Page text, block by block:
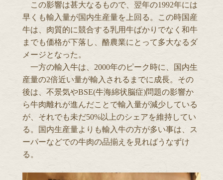
この影響は甚大なるもので、翌年の1992年には
早くも輸入量が国内生産量を上回る。この時国産
牛は、肉質的に競合する乳用牛ばかりでなく和牛
までも価格が下落し、酪農業にとって多大なるダ
メージとなった。
一方の輸入牛は、2000年のピーク時に、国内生
産量の2倍近い量が輸入されるまでに成長。その
後は、不景気やBSE(牛海綿状脳症)問題の影響か
ら牛肉離れが進んだことで輸入量が減少している
が、それでも未だ50%以上のシェアを維持してい
る。国内生産量よりも輸入牛の方が多い事は、ス
ーパーなどでの牛肉の品揃えを見ればうなずけ
る。